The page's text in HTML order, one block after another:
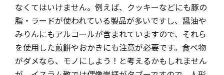
なくてはいけません。例えば、クッキーなどにも豚の
脂・ラードが使われている製品が多いですし、醤油や
みりんにもアルコールが含まれていますので、それら
を使用した煎餅やおかきにも注意が必要です。食べ物
がダメなら、モノにしよう！と考えるかもしれません